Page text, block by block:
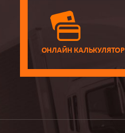
ОНЛАЙН КАЛЬКУЛЯТОР